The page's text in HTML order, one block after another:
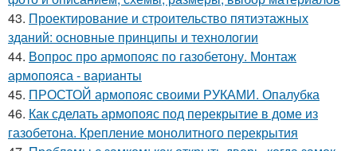
43. Проектирование и строительство пятиэтажных
зданий: основные принципы и технологии
44. Вопрос про армопояс по газобетону. Монтаж
армопояса - варианты
45. ПРОСТОЙ армопояс своими РУКАМИ. Опалубка
46. Как сделать армопояс под перекрытие в доме из
газобетона. Крепление монолитного перекрытия